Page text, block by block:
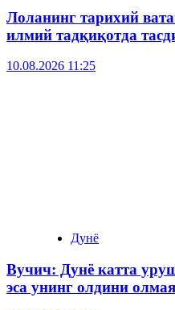
Лоланинг тарихий
илмий тадқиқотда
10.08.2026 11:25
Дунё
Вучич: Дунё катта
эса унинг олдини